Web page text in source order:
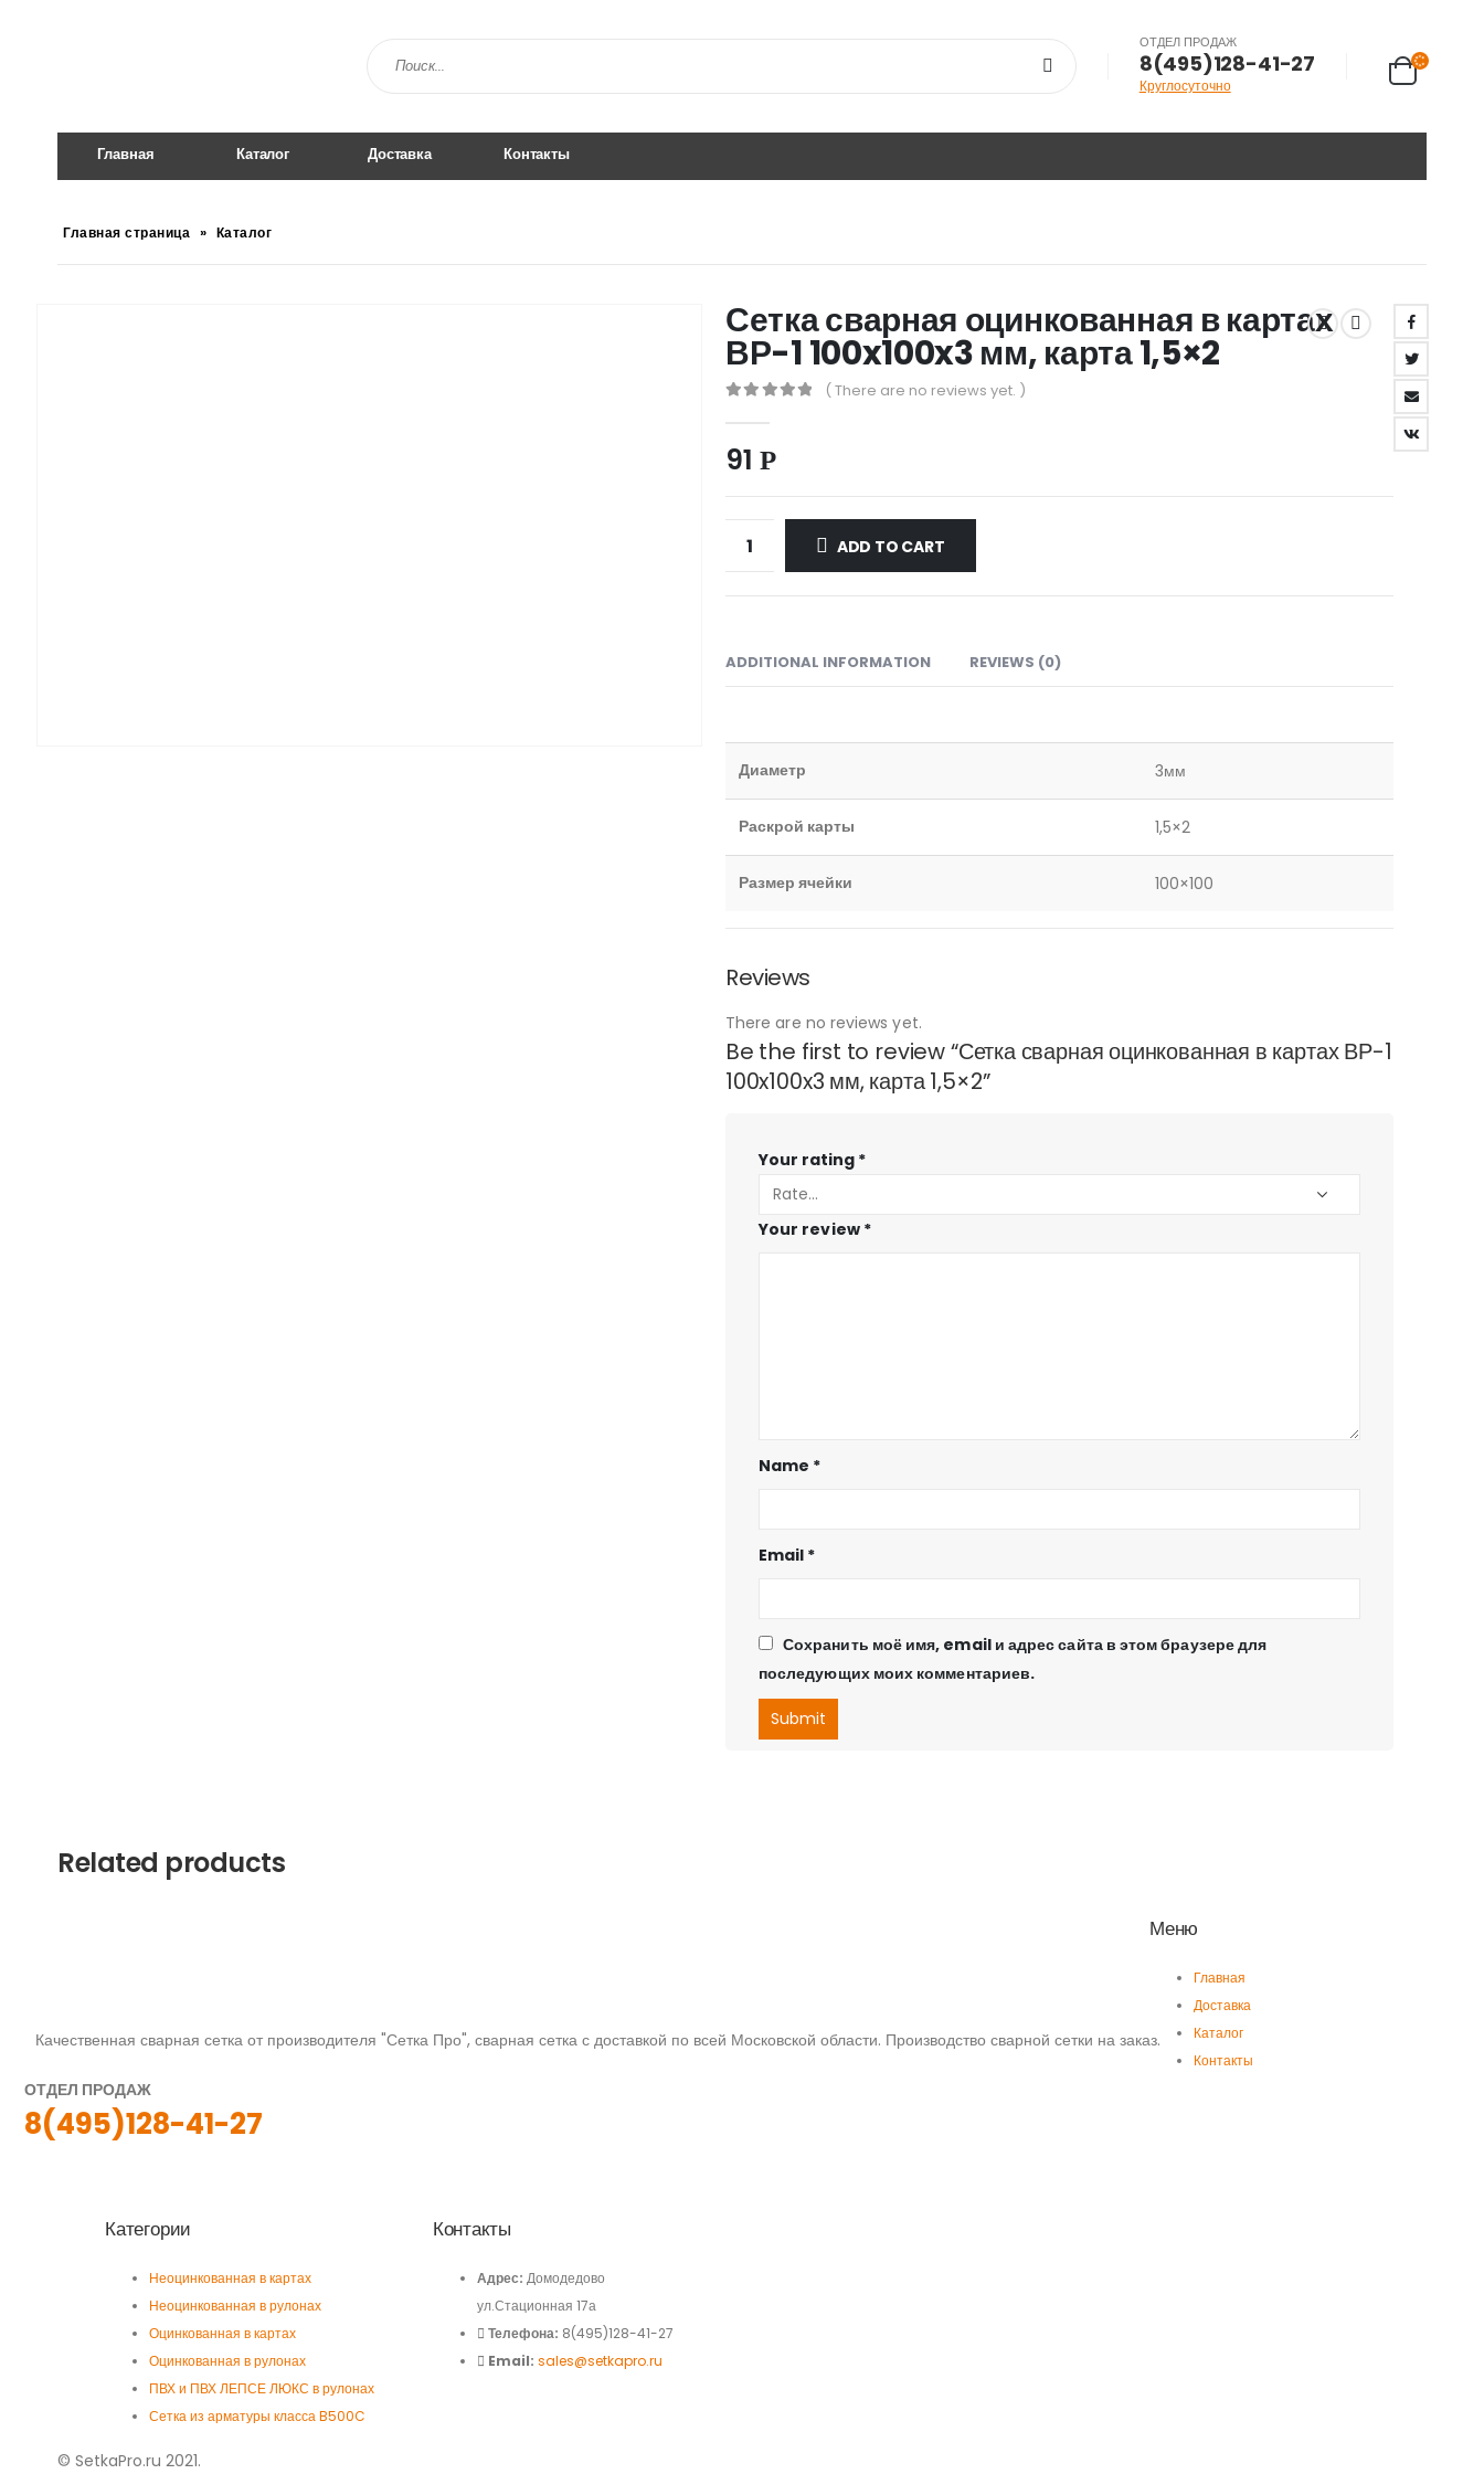
ОТДЕЛ ПРОДАЖ
8(495)128-41-27
Круглосуточно
Главная Каталог Доставка Контакты
Главная страница » Каталог
Сетка сварная оцинкованная в картах
ВР-1 100x100x3 мм, карта 1,5×2
( There are no reviews yet. )
91 Р
ADD TO CART
ADDITIONAL INFORMATION REVIEWS (0)
Диаметр 3мм
Раскрой карты 1,5×2
Размер ячейки 100×100
Reviews
There are no reviews yet.
Be the first to review “Сетка сварная оцинкованная в картах ВР-1
100x100x3 мм, карта 1,5×2”
Your rating *
Your review *
Name *
Email *
Сохранить моё имя, email и адрес сайта в этом браузере для
последующих моих комментариев.
Related products
Качественная сварная сетка от производителя "Сетка Про", сварная сетка с доставкой по всей Московской области. Производство сварной сетки на заказ.
ОТДЕЛ ПРОДАЖ
8(495)128-41-27
Меню
Главная
Доставка
Каталог
Контакты
Категории
Неоцинкованная в картах
Неоцинкованная в рулонах
Оцинкованная в картах
Оцинкованная в рулонах
ПВХ и ПВХ ЛЕПСЕ ЛЮКС в рулонах
Сетка из арматуры класса B500C
Контакты
Адрес: Домодедово
ул.Стационная 17а
Телефона: 8(495)128-41-27
Email: sales@setkapro.ru
© SetkaPro.ru 2021.